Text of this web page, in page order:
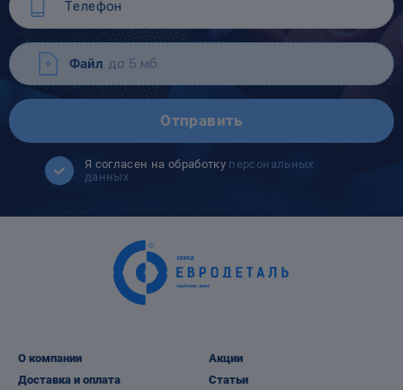
Файл до 5 мб
Отправить
Я согласен на обработку персональных
данных
О компании
Доставка и оплата
Акции
Статьи